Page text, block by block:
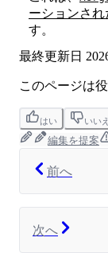
ーションされ
す。
最終更新日
このページは
はい いいえ
編集を提案
前へ
次へ